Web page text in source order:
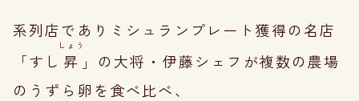
系列店でありミシュランプレート獲得の名店
「すし 昇
しょう
」の大将・伊藤シェフが複数の農場
のうずら卵を食べ比べ、